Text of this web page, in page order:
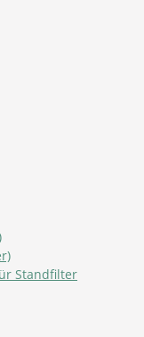
Standfilter